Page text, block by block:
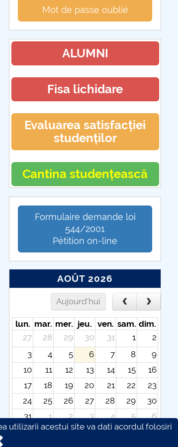
Mot de passe oublié
ALUMNI
Fisa lichidare
Evaluarea satisfacției
studenților
Cantina studențească
Formulaire demande loi
544/2001
Pétition on-line
AOÛT 2026
Aujourd'hui
lun. mar. mer. jeu. ven. sam. dim.
27
28 29 30 31 1
2
3
4 5 6 7 8
9
10
11 12 13 14 15
16
17
18 19 20 21 22
23
24
25 26 27 28 29
30
31
1 2 3 4 5
6
utilizarii acestui site va dati acordul folosiri